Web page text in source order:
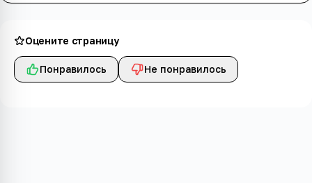
Оцените страницу
Понравилось Не понравилось